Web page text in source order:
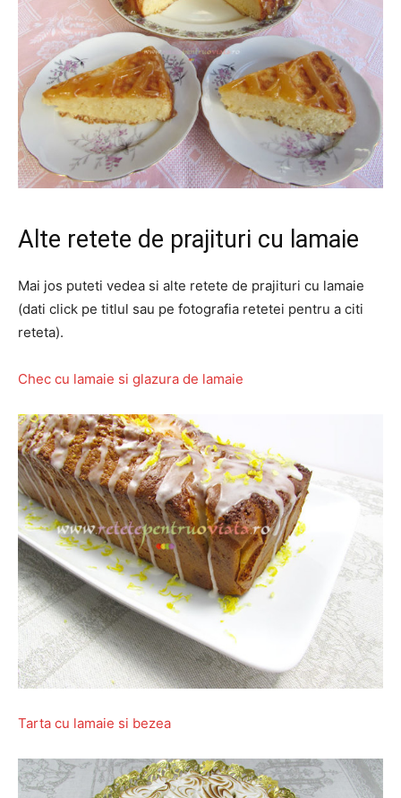
Alte retete de prajituri cu lamaie
Mai jos puteti vedea si alte retete de prajituri cu lamaie
(dati click pe titlul sau pe fotografia retetei pentru a citi
reteta).
Chec cu lamaie si glazura de lamaie
Tarta cu lamaie si bezea